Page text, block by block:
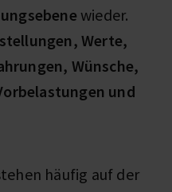
wieder.
Werte,
Wünsche,
und
häufig auf der